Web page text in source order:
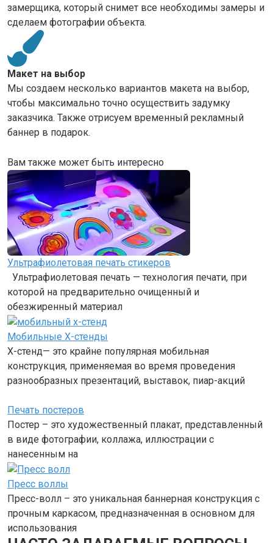
замерщика, который снимет все необходимы замеры и
сделаем фотографии объекта.
Макет на выбор
Мы создаем несколько вариантов макета на выбор,
чтобы максимально точно осуществить задумку
заказчика. Также отрисуем временный рекламный
баннер в подарок.
Вам также может быть интересно
Ультрафиолетовая печать стикеров
Ультрафиолетовая печать — технология печати, при
которой на предварительно очищенный и
обезжиренный материал
Мобильные Х-стенды
Х-стенд— это крайне популярная мобильная
конструкция, применяемая во время проведения
разнообразных презентаций, выставок, пиар-акций
Печать постеров
Постер – это художественный плакат, представленный
в виде фотографии, коллажа, иллюстрации с
нанесенным на
Пресс воллы
Пресс-волл – это уникальная баннерная конструкция с
прочным каркасом, предназначенная в основном для
использования